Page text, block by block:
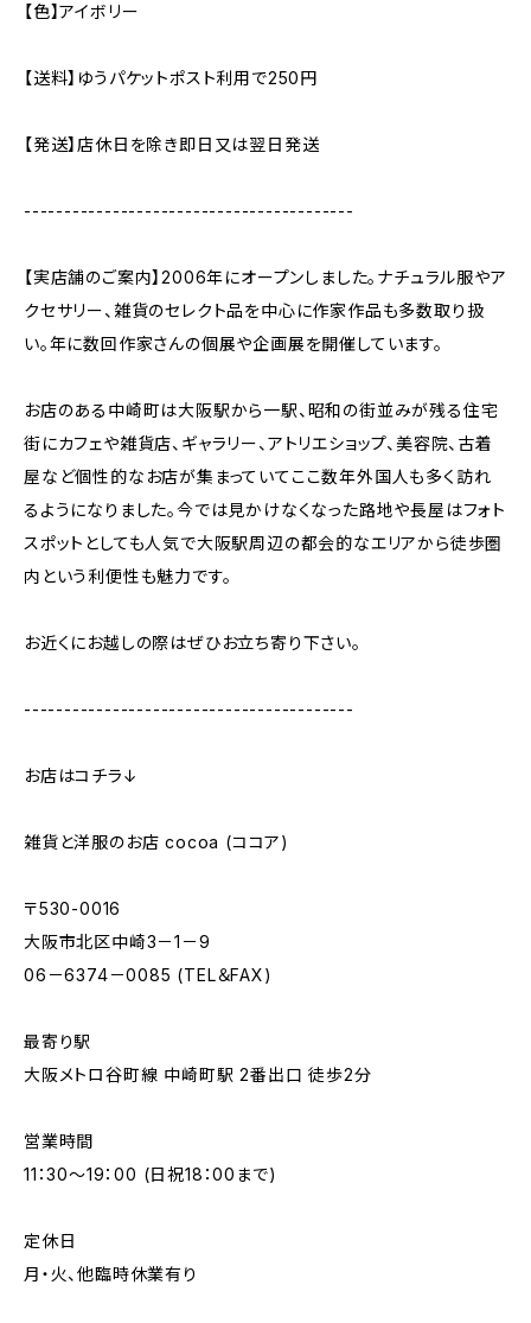
【色】アイボリー
【送料】ゆうパケットポスト利用で250円
【発送】店休日を除き即日又は翌日発送
-----------------------------------------
【実店舗のご案内】2006年にオープンしました。ナチュラル服やア
クセサリー、雑貨のセレクト品を中心に作家作品も多数取り扱
い。年に数回作家さんの個展や企画展を開催しています。
お店のある中崎町は大阪駅から一駅、昭和の街並みが残る住宅
街にカフェや雑貨店、ギャラリー、アトリエショップ、美容院、古着
屋など個性的なお店が集まっていてここ数年外国人も多く訪れ
るようになりました。今では見かけなくなった路地や長屋はフォト
スポットとしても人気で大阪駅周辺の都会的なエリアから徒歩圏
内という利便性も魅力です。
お近くにお越しの際はぜひお立ち寄り下さい。
-----------------------------------------
お店はコチラ↓
雑貨と洋服のお店 cocoa (ココア)
〒530-0016
大阪市北区中崎3－1－9
06－6374－0085 (TEL＆FAX)
最寄り駅
大阪メトロ谷町線 中崎町駅 2番出口 徒歩2分
営業時間
11：30～19：00 (日祝18：00まで)
定休日
月・火、他臨時休業有り